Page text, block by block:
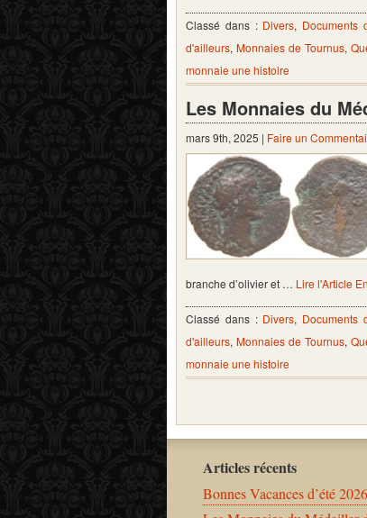
Classé dans : Divers, Documents
d'ailleurs, Monnaies de Tournus,
monnaie une histoire
Les Monnaies du
mars 9th, 2025 | Faire un
branche d’olivier et … Lire l'Article
Classé dans : Divers, Documents
d'ailleurs, Monnaies de Tournus,
monnaie une histoire
Articles récents
Bonnes Vacances d’été